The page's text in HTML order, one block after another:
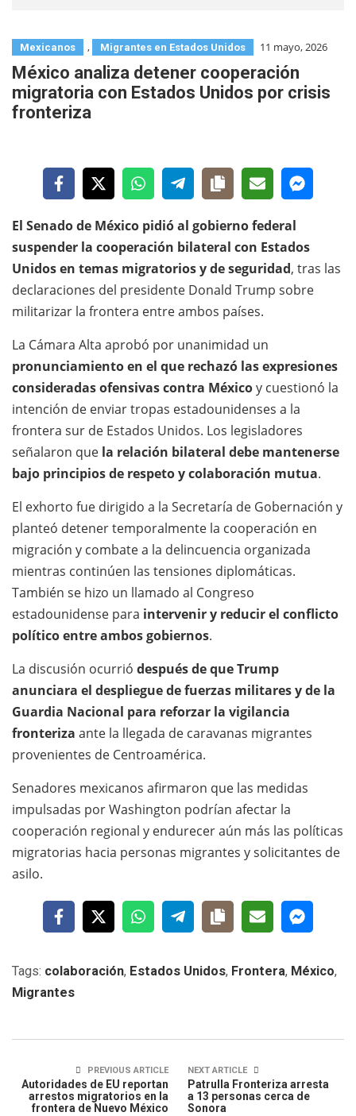
Mexicanos , Migrantes en Estados Unidos 11 mayo, 2026
México analiza detener cooperación
migratoria con Estados Unidos por crisis
fronteriza
El Senado de México pidió al gobierno federal
suspender la cooperación bilateral con Estados
Unidos en temas migratorios y de seguridad, tras las
declaraciones del presidente Donald Trump sobre
militarizar la frontera entre ambos países.
La Cámara Alta aprobó por unanimidad un
pronunciamiento en el que rechazó las expresiones
consideradas ofensivas contra Méxicoy cuestionó la
intención de enviar tropas estadounidenses a la
frontera sur de Estados Unidos. Los legisladores
señalaron que la relación bilateral debe mantenerse
bajo principios de respeto y colaboración mutua.
El exhorto fue dirigido a la Secretaría de Gobernación y
planteó detener temporalmente la cooperación en
migración y combate a la delincuencia organizada
mientras continúen las tensiones diplomáticas.
También se hizo un llamado al Congreso
estadounidense para intervenir y reducir el conflicto
político entre ambos gobiernos.
La discusión ocurrió después de que Trump
anunciara el despliegue de fuerzas militares y de la
Guardia Nacional para reforzar la vigilancia
fronteriza ante la llegada de caravanas migrantes
provenientes de Centroamérica.
Senadores mexicanos afirmaron que las medidas
impulsadas por Washington podrían afectar la
cooperación regional y endurecer aún más las políticas
migratorias hacia personas migrantes y solicitantes de
asilo.
Tags: colaboración, Estados Unidos, Frontera, México,
Migrantes
PREVIOUS ARTICLE
Autoridades de EU reportan
arrestos migratorios en la
frontera de Nuevo México
NEXT ARTICLE
Patrulla Fronteriza arresta
a 13 personas cerca de
Sonora